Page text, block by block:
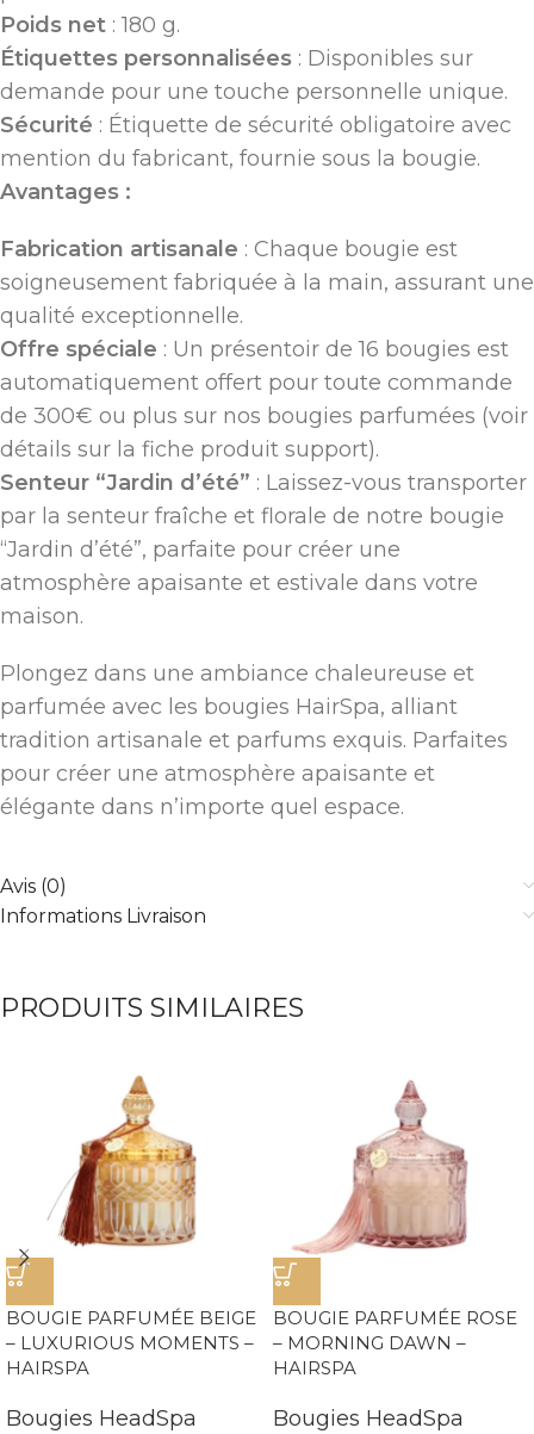
Poids net : 180 g.
Étiquettes personnalisées : Disponibles sur
demande pour une touche personnelle unique.
Sécurité : Étiquette de sécurité obligatoire avec
mention du fabricant, fournie sous la bougie.
Avantages :
Fabrication artisanale : Chaque bougie est
soigneusement fabriquée à la main, assurant une
qualité exceptionnelle.
Offre spéciale : Un présentoir de 16 bougies est
automatiquement offert pour toute commande
de 300€ ou plus sur nos bougies parfumées (voir
détails sur la fiche produit support).
Senteur “Jardin d’été” : Laissez-vous transporter
par la senteur fraîche et florale de notre bougie
“Jardin d’été”, parfaite pour créer une
atmosphère apaisante et estivale dans votre
maison.
Plongez dans une ambiance chaleureuse et
parfumée avec les bougies HairSpa, alliant
tradition artisanale et parfums exquis. Parfaites
pour créer une atmosphère apaisante et
élégante dans n’importe quel espace.
Avis (0)
Informations Livraison
PRODUITS SIMILAIRES
BOUGIE PARFUMÉE BEIGE
– LUXURIOUS MOMENTS –
HAIRSPA
Bougies HeadSpa
BOUGIE PARFUMÉE ROSE
– MORNING DAWN –
HAIRSPA
Bougies HeadSpa